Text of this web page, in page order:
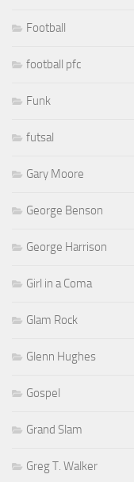
Football
football pfc
Funk
futsal
Gary Moore
George Benson
George Harrison
Girl in a Coma
Glam Rock
Glenn Hughes
Gospel
Grand Slam
Greg T. Walker